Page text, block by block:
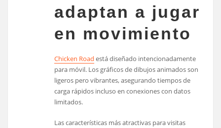
adaptan a jugar
en movimiento
Chicken Road está diseñado intencionadamente
para móvil. Los gráficos de dibujos animados son
ligeros pero vibrantes, asegurando tiempos de
carga rápidos incluso en conexiones con datos
limitados.
Las características más atractivas para visitas